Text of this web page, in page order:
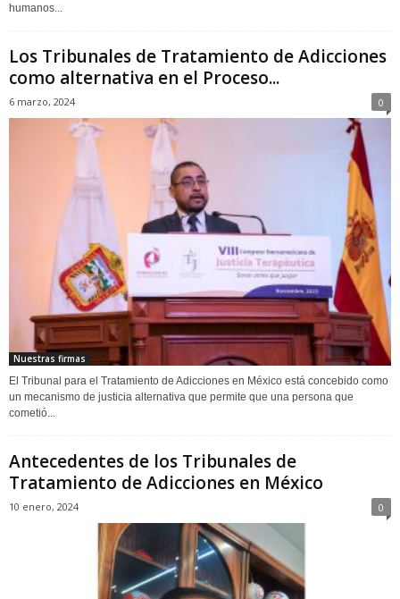
humanos...
Los Tribunales de Tratamiento de Adicciones
como alternativa en el Proceso...
6 marzo, 2024 0
Nuestras firmas
El Tribunal para el Tratamiento de Adicciones en México está concebido como
un mecanismo de justicia alternativa que permite que una persona que
cometió...
Antecedentes de los Tribunales de
Tratamiento de Adicciones en México
10 enero, 2024 0